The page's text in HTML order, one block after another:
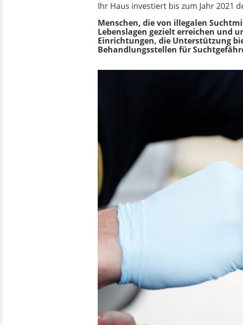
Ihr Haus investiert bis zum Jahr 2021
Menschen, die von illegalen
Lebenslagen gezielt erreichen und
Einrichtungen, die Unterstützung
Behandlungsstellen für